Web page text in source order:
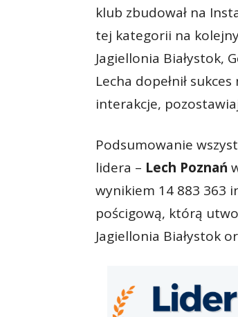
klub zbudował na
tej kategorii na
Jagiellonia Białystok,
Lecha dopełnił
interakcje,
Podsumowanie
lidera – Lech Poznań
wynikiem 14 883 363
pościgową, którą
Jagiellonia Białystok